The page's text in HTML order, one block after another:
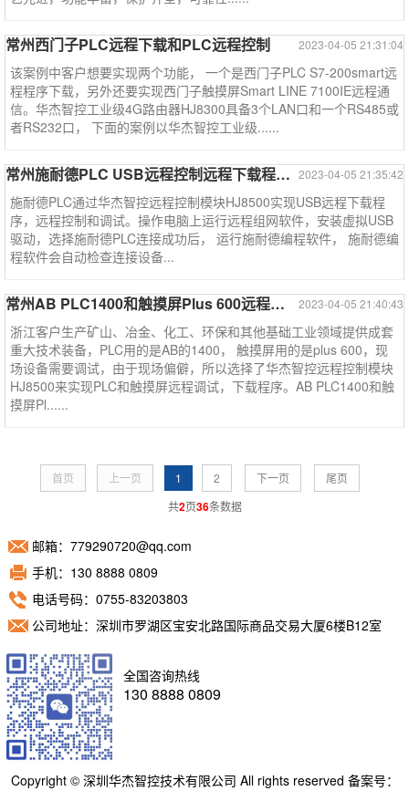
2023-04-05 21:31:04
常州西门子PLC远程下载和PLC远程控制
该案例中客户想要实现两个功能， 一个是西门子PLC S7-200smart远
程程序下载，另外还要实现西门子触摸屏Smart LINE 7100IE远程通
信。华杰智控工业级4G路由器HJ8300具备3个LAN口和一个RS485或
者RS232口， 下面的案例以华杰智控工业级......
2023-04-05 21:35:42
常州施耐德PLC USB远程控制远程下载程序调试----施耐德系列
施耐德PLC通过华杰智控远程控制模块HJ8500实现USB远程下载程
序，远程控制和调试。操作电脑上运行远程组网软件，安装虚拟USB
驱动，选择施耐德PLC连接成功后， 运行施耐德编程软件， 施耐德编
程软件会自动检查连接设备...
2023-04-05 21:40:43
常州AB PLC1400和触摸屏Plus 600远程控制远程下载程序监控---AB系列
浙江客户生产矿山、冶金、化工、环保和其他基础工业领域提供成套
重大技术装备，PLC用的是AB的1400， 触摸屏用的是plus 600，现
场设备需要调试，由于现场偏僻，所以选择了华杰智控远程控制模块
HJ8500来实现PLC和触摸屏远程调试，下载程序。AB PLC1400和触
摸屏Pl......
首页 上一页 1 2 下一页
尾页
共2页36条数据
邮箱：779290720@qq.com
手机：130 8888 0809
电话号码：0755-83203803
公司地址：深圳市罗湖区宝安北路国际商品交易大厦6楼B12室
全国咨询热线
130 8888 0809
Copyright © 深圳华杰智控技术有限公司 All rights reserved 备案号：